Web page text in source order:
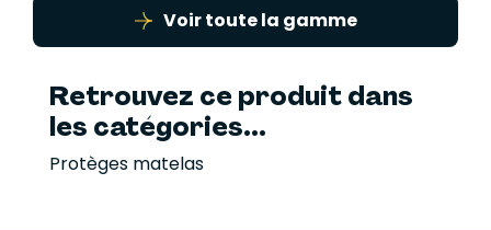
Voir toute la gamme
Retrouvez ce produit dans
les catégories...
Protèges matelas